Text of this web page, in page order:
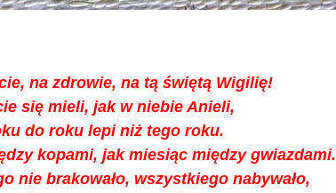
na zdrowie, na tą świętą Wigilię!
się mieli, jak w niebie Anieli,
do roku lepi niż tego roku.
kopami, jak miesiąc między gwiazdami.
nie brakowało, wszystkiego nabywało,